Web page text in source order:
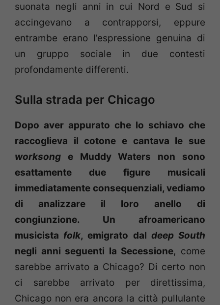
suonata negli anni in cui Nord e Sud si
accingevano a contrapporsi, eppure
entrambe erano l’espressione genuina di
un gruppo sociale in due contesti
profondamente differenti.
Sulla strada per Chicago
Dopo aver appurato che lo schiavo che
raccoglieva il cotone e cantava le sue
worksong e Muddy Waters non sono
esattamente due figure musicali
immediatamente consequenziali, vediamo
di analizzare il loro anello di
congiunzione. Un afroamericano
musicista folk, emigrato dal deep South
negli anni seguenti la Secessione, come
sarebbe arrivato a Chicago? Di certo non
ci sarebbe arrivato per direttissima,
Chicago non era ancora la città pullulante